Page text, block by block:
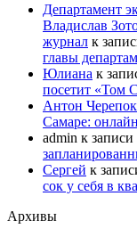
Департамент
Владислав
журнал к
главы
Юлиана к
посетит «Том
Антон Черепок
Самаре:
admin к записи
Сергей к
сок у себя в
Архивы